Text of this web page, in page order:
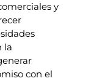
y
la
con el